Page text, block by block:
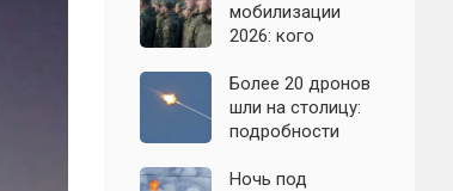
область: что
известно к 7
мобилизации
2026: кого
ли реальные
признаки
Более 20 дронов
шли на столицу:
подробности
атаки на
Ночь под